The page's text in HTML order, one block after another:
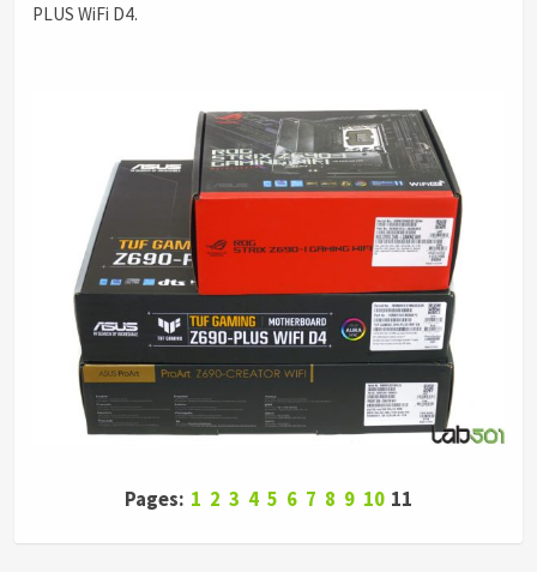
PLUS WiFi D4.
Pages: 1 2 3 4 5 6 7 8 9 10 11